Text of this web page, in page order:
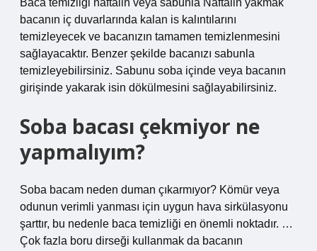
Baca temizliği naftalin veya sabunla Naftalin yakmak
bacanın iç duvarlarında kalan is kalıntılarını
temizleyecek ve bacanızın tamamen temizlenmesini
sağlayacaktır. Benzer şekilde bacanızı sabunla
temizleyebilirsiniz. Sabunu soba içinde veya bacanın
girişinde yakarak isin dökülmesini sağlayabilirsiniz.
Soba bacası çekmiyor ne
yapmalıyım?
Soba bacam neden duman çıkarmıyor? Kömür veya
odunun verimli yanması için uygun hava sirkülasyonu
şarttır, bu nedenle baca temizliği en önemli noktadır. …
Çok fazla boru dirseği kullanmak da bacanın